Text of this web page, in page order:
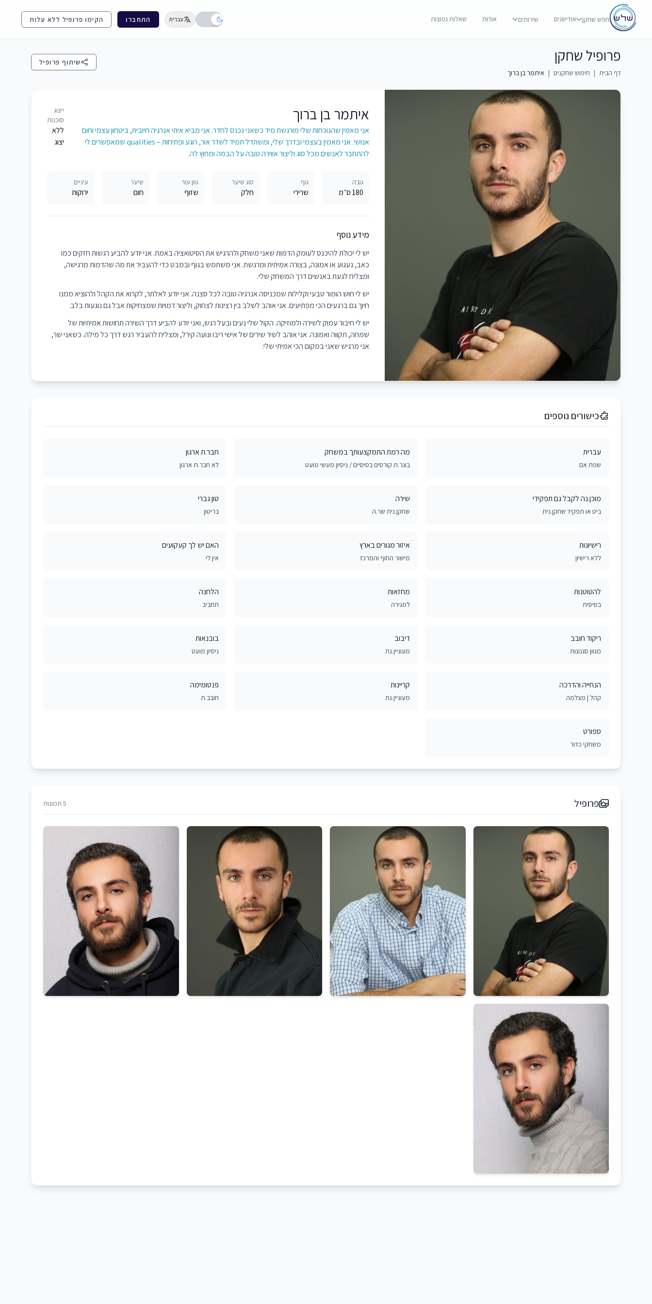
חפש שחקן אודישנים שירותים אודות שאלות נפוצות עברית התחברו הקימו פרופיל ללא עלות
פרופיל שחקן
דף הבית | חיפוש שחקנים | איתמר בן ברוך
שיתוף פרופיל
איתמר בן ברוך
אני מאמין שהנוכחות שלי מורגשת מיד כשאני נכנס לחדר. אני מביא איתי אנרגיה חיובית, ביטחון עצמי וחום
אנושי. אני מאמין בעצמי ובדרך שלי, ומשתדל תמיד לשדר אור, רוגע ופתיחות – qualities שמאפשרים לי
להתחבר לאנשים מכל סוג וליצור אווירה טובה על הבמה ומחוץ לה.
ייצוג
סוכנות
ללא
יצוג
גובה
180 ס״מ
גוף
שרירי
סוג שיער
חלק
גוון עור
שזוף
שיער
חום
עיניים
ירוקות
מידע נוסף
יש לי יכולת להיכנס לעומק הדמות שאני משחק ולהרגיש את הסיטואציה באמת. אני יודע להביע רגשות חזקים כמו
כאב, געגוע או אמונה, בצורה אמיתית ומרגשת. אני משתמש בגוף ובמבט כדי להעביר את מה שהדמות מרגישה,
ומצליח לגעת באנשים דרך המשחק שלי.
יש לי חוש הומור טבעי וקלילות שמכניסה אנרגיה טובה לכל סצנה. אני יודע לאלתר, לקרוא את הקהל ולהוציא ממנו
חיוך גם ברגעים הכי מפתיעים. אני אוהב לשלב בין רצינות לצחוק, וליצור דמויות שמצחיקות אבל גם נוגעות בלב.
יש לי חיבור עמוק לשירה ולמוזיקה. הקול שלי נעים ובעל רגש, ואני יודע להביע דרך השירה תחושות אמיתיות של
שמחה, תקווה ואמונה. אני אוהב לשיר שירים של אישי ריבו ונועה קירל, ומצליח להעביר רגש דרך כל מילה. כשאני שר,
אני מרגיש שאני במקום הכי אמיתי שלי.
כישורים נוספים
עברית
שפת אם
מה רמת התמקצעותך במשחק
בוגר.ת קורסים בסיסיים / ניסיון מעשי מועט
חבר.ת ארגון
לא חבר.ת ארגון
מוכן.נה לקבל גם תפקידי
ביט או תפקיד שחקן.נית
שירה
שחקן.נית שר.ה
טון גברי
בריטון
רישיונות
ללא רישיון
איזור מגורים בארץ
מישור החוף והמרכז
האם יש לך קעקועים
אין לי
להטוטנות
בסיסית
מחזאות
למגירה
הלחנה
תחביב
ריקוד חובב
מגוון סגנונות
דיבוב
מעוניין.נת
בובנאות
ניסיון מועט
הנחייה והדרכה
קהל | מצלמה
קריינות
מעוניין.נת
פנטומימה
חובב.ת
ספורט
משחקי כדור
פרופיל 5 תמונות